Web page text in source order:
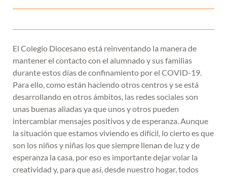
El Colegio Diocesano está reinventando la manera de
mantener el contacto con el alumnado y sus familias
durante estos días de confinamiento por el COVID-19.
Para ello, como están haciendo otros centros y se está
desarrollando en otros ámbitos, las redes sociales son
unas buenas aliadas ya que unos y otros pueden
intercambiar mensajes positivos y de esperanza. Aunque
la situación que estamos viviendo es difícil, lo cierto es que
son los niños y niñas los que siempre llenan de luz y de
esperanza la casa, por eso es importante dejar volar la
creatividad y, para que así, desde nuestro hogar, todos